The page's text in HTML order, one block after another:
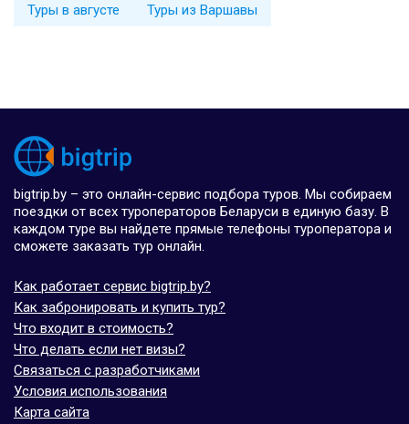
Туры в августе
Туры из Варшавы
bigtrip.by – это онлайн-сервис подбора туров. Мы собираем
поездки от всех туроператоров Беларуси в единую базу. В
каждом туре вы найдете прямые телефоны туроператора и
сможете заказать тур онлайн.
Как работает сервис bigtrip.by?
Как забронировать и купить тур?
Что входит в стоимость?
Что делать если нет визы?
Связаться с разработчиками
Условия использования
Карта сайта